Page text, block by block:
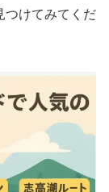
つけてみてくだ